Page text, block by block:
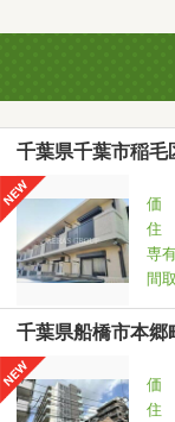
千葉県千葉市稲毛
価
住
専
間
千葉県船橋市本郷
価
住